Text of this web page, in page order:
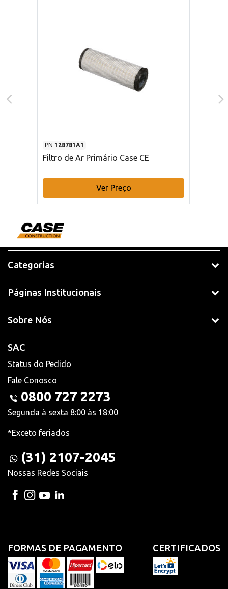
PN 128781A1
Filtro de Ar Primário Case CE
Ver Preço
Categorias
Páginas Institucionais
Sobre Nós
SAC
Status do Pedido
Fale Conosco
0800 727 2273
Segunda à sexta 8:00 às 18:00
*Exceto feriados
(31) 2107-2045
Nossas Redes Sociais
FORMAS DE PAGAMENTO CERTIFICADOS